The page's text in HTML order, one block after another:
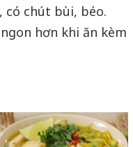
có chút bùi, béo.
hơn khi ăn kèm